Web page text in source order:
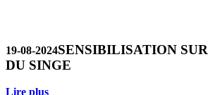
19-08-2024SENSIBILISATION
DU SINGE
Lire plus